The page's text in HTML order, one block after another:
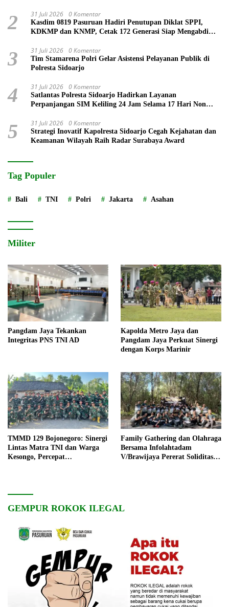
2 31 Juli 2026 0 Komentar
Kasdim 0819 Pasuruan Hadiri Penutupan Diklat SPPI,
KDKMP dan KNMP, Cetak 172 Generasi Siap Mengabdi
3 31 Juli 2026 0 Komentar
Tim Stamarena Polri Gelar Asistensi Pelayanan Publik di
Polresta Sidoarjo
4 31 Juli 2026 0 Komentar
Satlantas Polresta Sidoarjo Hadirkan Layanan
Perpanjangan SIM Keliling 24 Jam Selama 17 Hari Non
5 31 Juli 2026 0 Komentar
Strategi Inovatif Kapolresta Sidoarjo Cegah Kejahatan dan
Keamanan Wilayah Raih Radar Surabaya Award
Tag Populer
Bali TNI Polri Jakarta Asahan
Militer
Pangdam Jaya Tekankan
Integritas PNS TNI AD
Kapolda Metro Jaya dan
Pangdam Jaya Perkuat Sinergi
dengan Korps Marinir
TMMD 129 Bojonegoro: Sinergi
Lintas Matra TNI dan Warga
Kesongo, Percepat
Family Gathering dan Olahraga
Bersama Infolahtadam
V/Brawijaya Pererat Soliditas
GEMPUR ROKOK ILEGAL